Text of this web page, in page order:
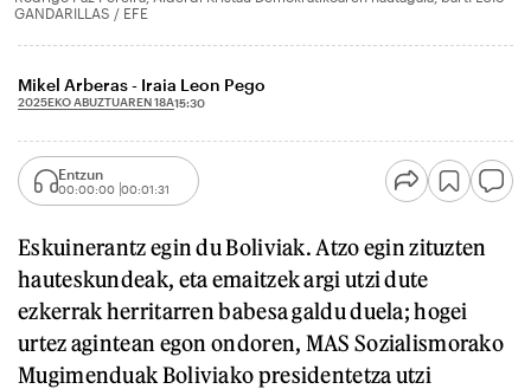
GANDARILLAS / EFE
Mikel Arberas - Iraia Leon Pego
2025EKO ABUZTUAREN 18A15:30
Entzun
00:00:00 00:01:31
Eskuinerantz egin du Boliviak. Atzo egin zituzten
hauteskundeak, eta emaitzek argi utzi dute
ezkerrak herritarren babesa galdu duela; hogei
urtez agintean egon ondoren, MAS Sozialismorako
Mugimenduak Boliviako presidentetza utzi